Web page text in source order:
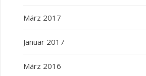
März 2017
Januar 2017
März 2016